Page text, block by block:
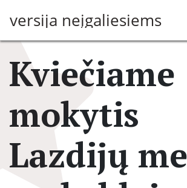
versija neįgaliesiems
Kviečiame
mokytis
Lazdijų